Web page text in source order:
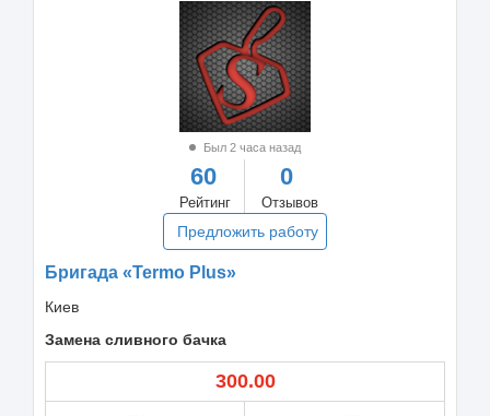
Был 2 часа назад
60
Рейтинг
0
Отзывов
Предложить работу
Бригада «Termo Plus»
Киев
Замена сливного бачка
300.00